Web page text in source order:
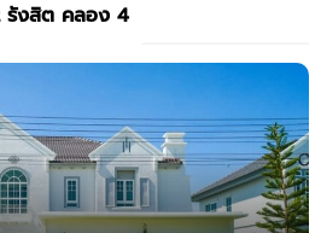
รังสิต คลอง 4